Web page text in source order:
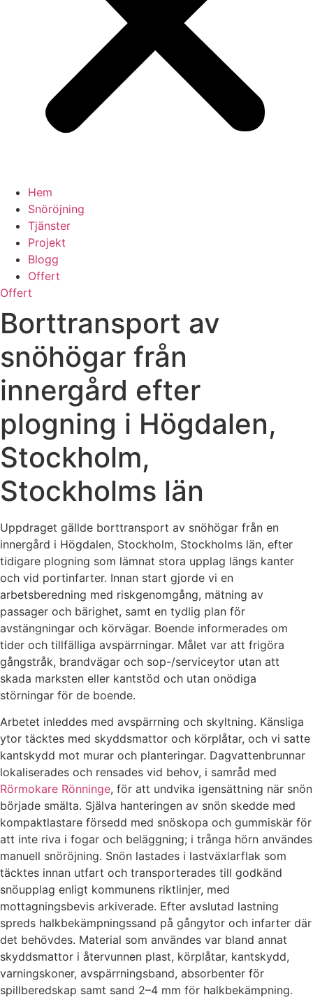
Hem
Snöröjning
Tjänster
Projekt
Blogg
Offert
Offert
Borttransport av
snöhögar från
innergård efter
plogning i Högdalen,
Stockholm,
Stockholms län
Uppdraget gällde borttransport av snöhögar från en
innergård i Högdalen, Stockholm, Stockholms län, efter
tidigare plogning som lämnat stora upplag längs kanter
och vid portinfarter. Innan start gjorde vi en
arbetsberedning med riskgenomgång, mätning av
passager och bärighet, samt en tydlig plan för
avstängningar och körvägar. Boende informerades om
tider och tillfälliga avspärrningar. Målet var att frigöra
gångstråk, brandvägar och sop-/serviceytor utan att
skada marksten eller kantstöd och utan onödiga
störningar för de boende.
Arbetet inleddes med avspärrning och skyltning. Känsliga
ytor täcktes med skyddsmattor och körplåtar, och vi satte
kantskydd mot murar och planteringar. Dagvattenbrunnar
lokaliserades och rensades vid behov, i samråd med
Rörmokare Rönninge, för att undvika igensättning när snön
började smälta. Själva hanteringen av snön skedde med
kompaktlastare försedd med snöskopa och gummiskär för
att inte riva i fogar och beläggning; i trånga hörn användes
manuell snöröjning. Snön lastades i lastväxlarflak som
täcktes innan utfart och transporterades till godkänd
snöupplag enligt kommunens riktlinjer, med
mottagningsbevis arkiverade. Efter avslutad lastning
spreds halkbekämpningssand på gångytor och infarter där
det behövdes. Material som användes var bland annat
skyddsmattor i återvunnen plast, körplåtar, kantskydd,
varningskoner, avspärrningsband, absorbenter för
spillberedskap samt sand 2–4 mm för halkbekämpning.